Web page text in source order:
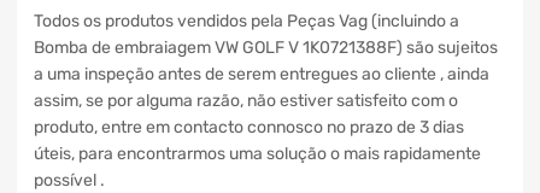
Todos os produtos vendidos pela Peças Vag (incluindo a
Bomba de embraiagem VW GOLF V 1K0721388F) são sujeitos
a uma inspeção antes de serem entregues ao cliente , ainda
assim, se por alguma razão, não estiver satisfeito com o
produto, entre em contacto connosco no prazo de 3 dias
úteis, para encontrarmos uma solução o mais rapidamente
possível .